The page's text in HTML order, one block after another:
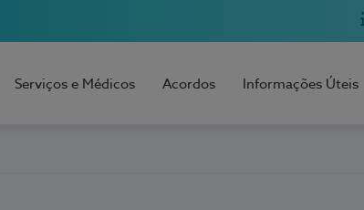
Serviços e Médicos Acordos Informações Úteis